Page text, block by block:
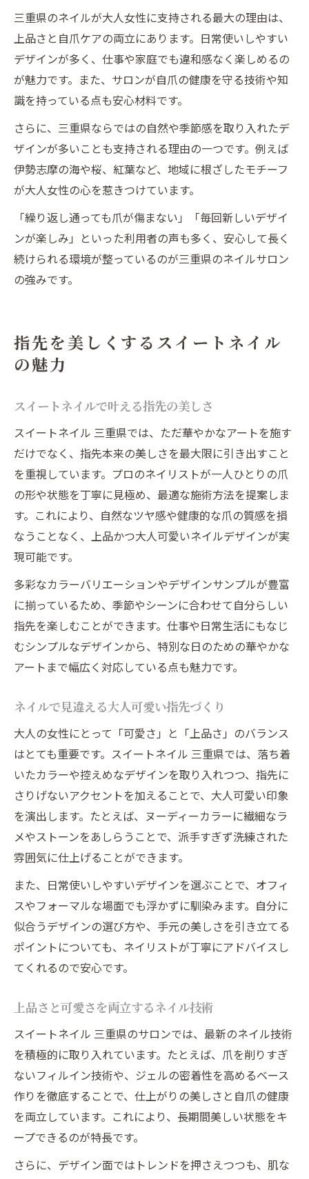
三重県のネイルが大人女性に支持される最大の理由は、
上品さと自爪ケアの両立にあります。日常使いしやすい
デザインが多く、仕事や家庭でも違和感なく楽しめるの
が魅力です。また、サロンが自爪の健康を守る技術や知
識を持っている点も安心材料です。
さらに、三重県ならではの自然や季節感を取り入れたデ
ザインが多いことも支持される理由の一つです。例えば
伊勢志摩の海や桜、紅葉など、地域に根ざしたモチーフ
が大人女性の心を惹きつけています。
「繰り返し通っても爪が傷まない」「毎回新しいデザイ
ンが楽しみ」といった利用者の声も多く、安心して長く
続けられる環境が整っているのが三重県のネイルサロン
の強みです。
指先を美しくするスイートネイル
の魅力
スイートネイルで叶える指先の美しさ
スイートネイル 三重県では、ただ華やかなアートを施す
だけでなく、指先本来の美しさを最大限に引き出すこと
を重視しています。プロのネイリストが一人ひとりの爪
の形や状態を丁寧に見極め、最適な施術方法を提案しま
す。これにより、自然なツヤ感や健康的な爪の質感を損
なうことなく、上品かつ大人可愛いネイルデザインが実
現可能です。
多彩なカラーバリエーションやデザインサンプルが豊富
に揃っているため、季節やシーンに合わせて自分らしい
指先を楽しむことができます。仕事や日常生活にもなじ
むシンプルなデザインから、特別な日のための華やかな
アートまで幅広く対応している点も魅力です。
ネイルで見違える大人可愛い指先づくり
大人の女性にとって「可愛さ」と「上品さ」のバランス
はとても重要です。スイートネイル 三重県では、落ち着
いたカラーや控えめなデザインを取り入れつつ、指先に
さりげないアクセントを加えることで、大人可愛い印象
を演出します。たとえば、ヌーディーカラーに繊細なラ
メやストーンをあしらうことで、派手すぎず洗練された
雰囲気に仕上げることができます。
また、日常使いしやすいデザインを選ぶことで、オフィ
スやフォーマルな場面でも浮かずに馴染みます。自分に
似合うデザインの選び方や、手元の美しさを引き立てる
ポイントについても、ネイリストが丁寧にアドバイスし
てくれるので安心です。
上品さと可愛さを両立するネイル技術
スイートネイル 三重県のサロンでは、最新のネイル技術
を積極的に取り入れています。たとえば、爪を削りすぎ
ないフィルイン技術や、ジェルの密着性を高めるベース
作りを徹底することで、仕上がりの美しさと自爪の健康
を両立しています。これにより、長期間美しい状態をキ
ープできるのが特長です。
さらに、デザイン面ではトレンドを押さえつつも、肌な